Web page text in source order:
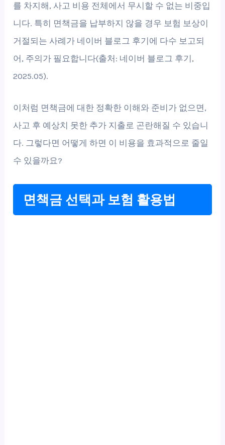
를 차지해, 사고 비용 전체에서 무시할 수 없는 비중입
니다. 특히 면책금을 납부하지 않을 경우 보험 보상이
거절되는 사례가 네이버 블로그 후기에 다수 보고되
어, 주의가 필요합니다(출처: 네이버 블로그 후기,
2025.05).
이처럼 면책금에 대한 정확한 이해와 준비가 없으면,
사고 후 예상치 못한 추가 지출로 곤란해질 수 있습니
다. 그렇다면 어떻게 하면 이 비용을 효과적으로 줄일
수 있을까요?
면책금 선택과 보험 활용법